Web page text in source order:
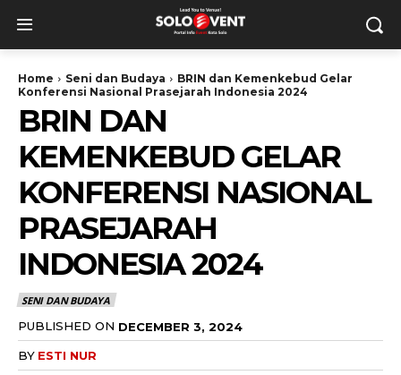
Home Seni dan Budaya
BRIN dan Kemenkebud Gelar
Konferensi Nasional Prasejarah Indonesia 2024
BRIN DAN
KEMENKEBUD GELAR
KONFERENSI NASIONAL
PRASEJARAH
INDONESIA 2024
SENI DAN BUDAYA
PUBLISHED ON DECEMBER 3, 2024
BY ESTI NUR